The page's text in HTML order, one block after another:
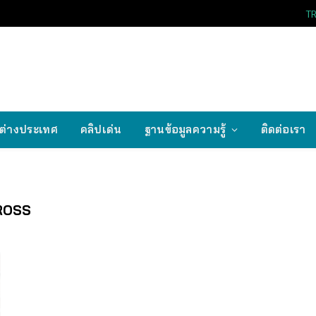
ต่างประเทศ คลิปเด่น ฐานข้อมูลความรู้ ติดต่อเรา